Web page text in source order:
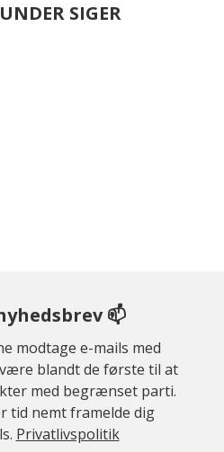
SIGER
📫
modtage e-mails med
blandt de første til at
med begrænset parti.
tid nemt framelde dig
Privatlivspolitik